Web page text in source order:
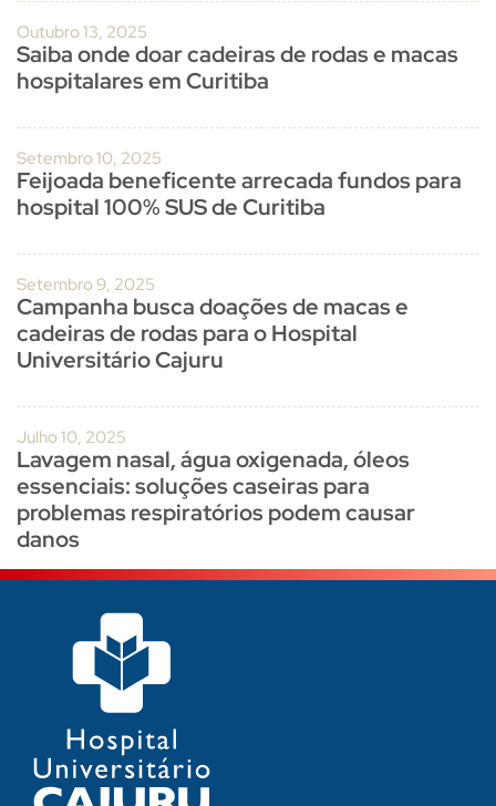
Outubro 13, 2025
Saiba onde doar cadeiras de rodas e macas
hospitalares em Curitiba
Setembro 10, 2025
Feijoada beneficente arrecada fundos para
hospital 100% SUS de Curitiba
Setembro 9, 2025
Campanha busca doações de macas e
cadeiras de rodas para o Hospital
Universitário Cajuru
Julho 10, 2025
Lavagem nasal, água oxigenada, óleos
essenciais: soluções caseiras para
problemas respiratórios podem causar
danos